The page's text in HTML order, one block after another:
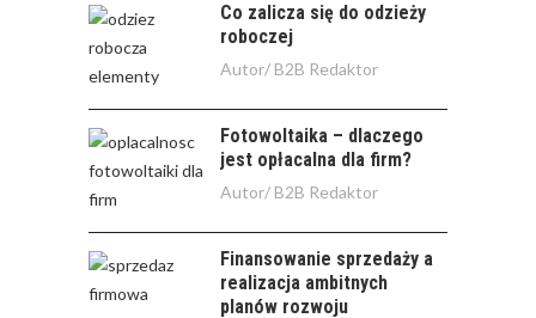
Co zalicza się do odzieży
roboczej
Autor/ B2B Redaktor
Fotowoltaika – dlaczego
jest opłacalna dla firm?
Autor/ B2B Redaktor
Finansowanie sprzedaży a
realizacja ambitnych
planów rozwoju